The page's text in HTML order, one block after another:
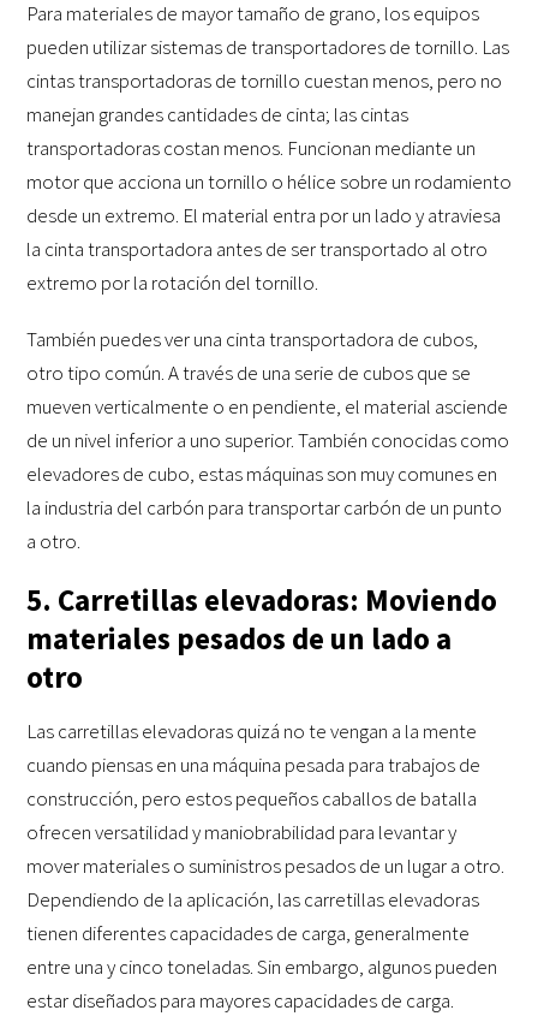
Para materiales de mayor tamaño de grano, los equipos
pueden utilizar sistemas de transportadores de tornillo. Las
cintas transportadoras de tornillo cuestan menos, pero no
manejan grandes cantidades de cinta; las cintas
transportadoras costan menos. Funcionan mediante un
motor que acciona un tornillo o hélice sobre un rodamiento
desde un extremo. El material entra por un lado y atraviesa
la cinta transportadora antes de ser transportado al otro
extremo por la rotación del tornillo.
También puedes ver una cinta transportadora de cubos,
otro tipo común. A través de una serie de cubos que se
mueven verticalmente o en pendiente, el material asciende
de un nivel inferior a uno superior. También conocidas como
elevadores de cubo, estas máquinas son muy comunes en
la industria del carbón para transportar carbón de un punto
a otro.
5. Carretillas elevadoras: Moviendo
materiales pesados de un lado a
otro
Las carretillas elevadoras quizá no te vengan a la mente
cuando piensas en una máquina pesada para trabajos de
construcción, pero estos pequeños caballos de batalla
ofrecen versatilidad y maniobrabilidad para levantar y
mover materiales o suministros pesados de un lugar a otro.
Dependiendo de la aplicación, las carretillas elevadoras
tienen diferentes capacidades de carga, generalmente
entre una y cinco toneladas. Sin embargo, algunos pueden
estar diseñados para mayores capacidades de carga.